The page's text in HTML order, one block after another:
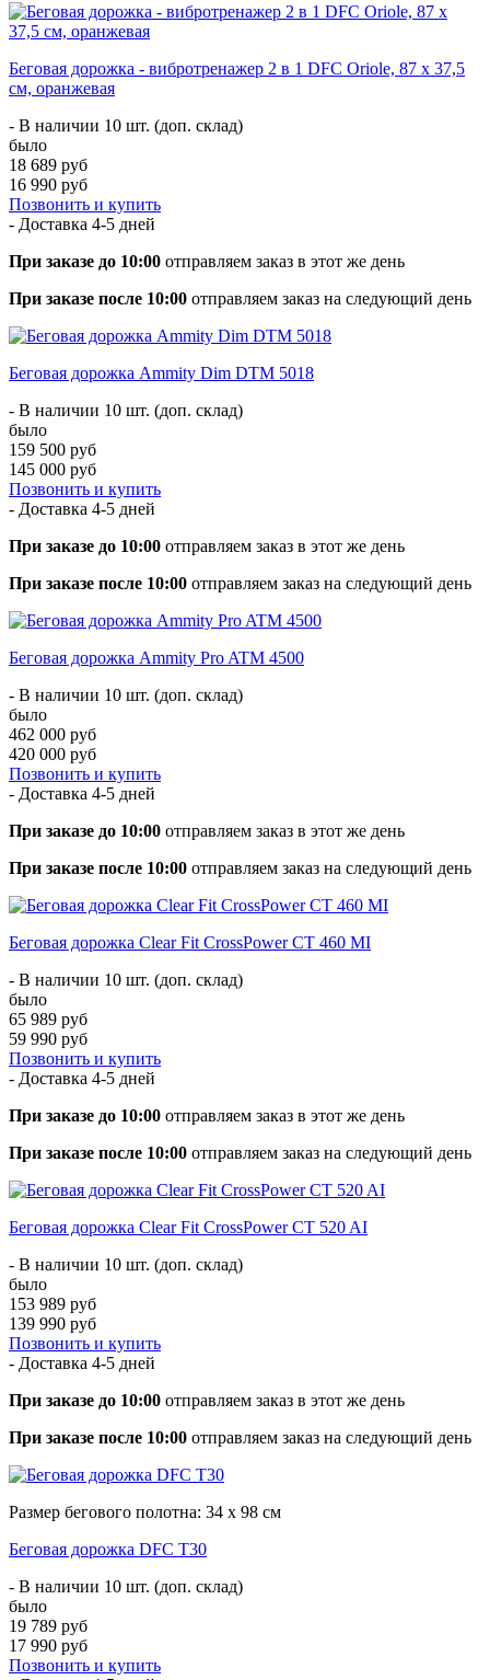
Беговая дорожка - вибротренажер 2 в 1 DFC Oriole, 87 х 37,5
см, оранжевая
- В наличии 10 шт. (доп. склад)
было
18 689 руб
16 990 руб
Позвонить и купить
- Доставка 4-5 дней
При заказе до 10:00 отправляем заказ в этот же день
При заказе после 10:00 отправляем заказ на следующий день
Беговая дорожка Ammity Dim DTM 5018
- В наличии 10 шт. (доп. склад)
было
159 500 руб
145 000 руб
Позвонить и купить
- Доставка 4-5 дней
При заказе до 10:00 отправляем заказ в этот же день
При заказе после 10:00 отправляем заказ на следующий день
Беговая дорожка Ammity Pro ATM 4500
- В наличии 10 шт. (доп. склад)
было
462 000 руб
420 000 руб
Позвонить и купить
- Доставка 4-5 дней
При заказе до 10:00 отправляем заказ в этот же день
При заказе после 10:00 отправляем заказ на следующий день
Беговая дорожка Clear Fit CrossPower CT 460 MI
- В наличии 10 шт. (доп. склад)
было
65 989 руб
59 990 руб
Позвонить и купить
- Доставка 4-5 дней
При заказе до 10:00 отправляем заказ в этот же день
При заказе после 10:00 отправляем заказ на следующий день
Беговая дорожка Clear Fit CrossPower CT 520 AI
- В наличии 10 шт. (доп. склад)
было
153 989 руб
139 990 руб
Позвонить и купить
- Доставка 4-5 дней
При заказе до 10:00 отправляем заказ в этот же день
При заказе после 10:00 отправляем заказ на следующий день
Размер бегового полотна: 34 х 98 см
Беговая дорожка DFC T30
- В наличии 10 шт. (доп. склад)
было
19 789 руб
17 990 руб
Позвонить и купить